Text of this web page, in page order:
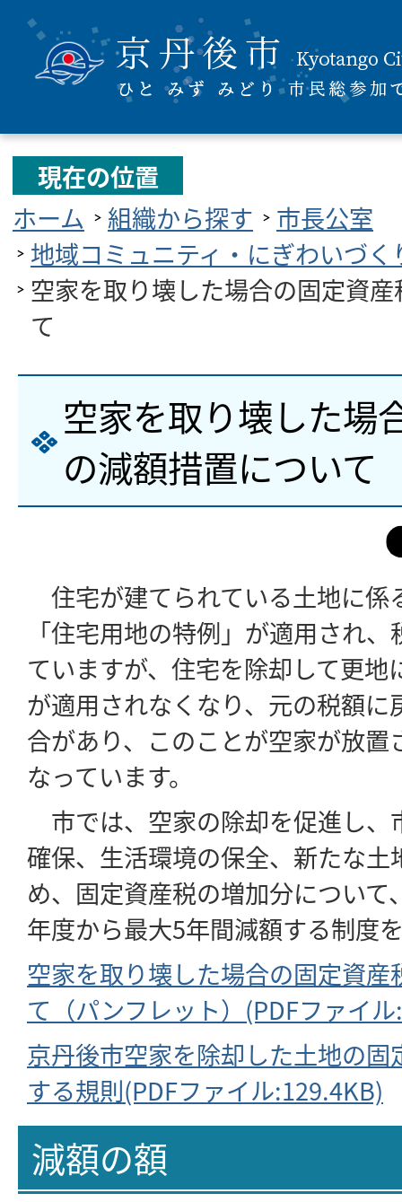
現在の位置
ホーム
組織から探す
市長公室
地域コミュニティ・にぎわいづく
空家を取り壊した場合の固定資
て
空家を取り壊した場
の減額措置について
住宅が建てられている土地に係
「住宅用地の特例」が適用され
ていますが、住宅を除却して更地
が適用されなくなり、元の税額に
合があり、このことが空家が放置
なっています。
市では、空家の除却を促進し、
確保、生活環境の保全、新たな
め、固定資産税の増加分について
年度から最大5年間減額する制度
空家を取り壊した場合の固定資
て（パンフレット）(PDFファイ
京丹後市空家を除却した土地の
する規則(PDFファイル:129.4KB)
減額の額